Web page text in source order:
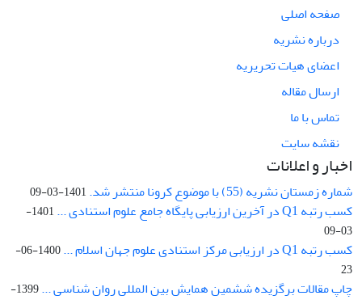
صفحه اصلی
درباره نشریه
اعضای هیات تحریریه
ارسال مقاله
تماس با ما
نقشه سایت
اخبار و اعلانات
شماره زمستان نشریه (55) با موضوع کرونا منتشر شد. 1401-03-09
کسب رتبه Q1 در آخرین ارزیابی پایگاه جامع علوم استنادی ...
1401-
03-09
کسب رتبه Q1 در ارزیابی مرکز استنادی علوم جهان اسلام ...
1400-06-
23
چاپ مقالات برگزیده ششمین همایش بین المللی روان شناسی ...
1399-